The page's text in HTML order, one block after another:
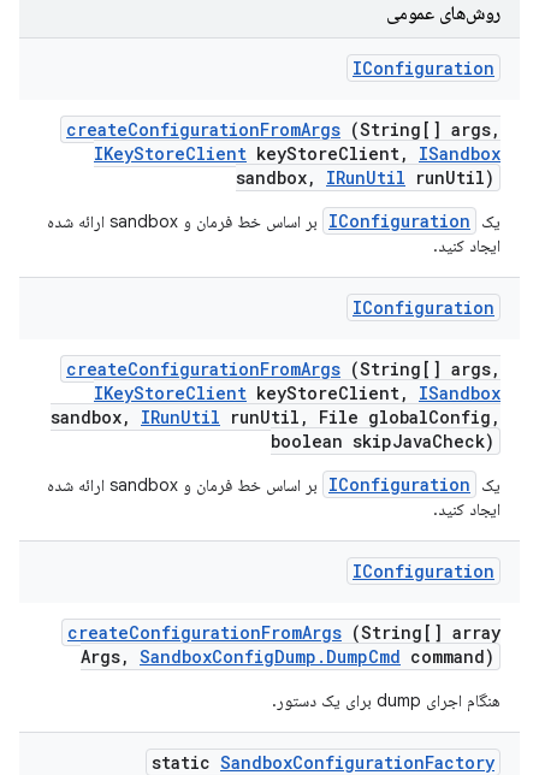
روش‌های عمومی
IConfiguration
createConfigurationFromArgs (String[] args,
IKeyStoreClient keyStoreClient,
ISandbox
sandbox, IRunUtil runUtil)
یک IConfiguration
بر اساس خط فرمان و sandbox ارائه شده
ایجاد کنید.
IConfiguration
createConfigurationFromArgs (String[] args,
IKeyStoreClient keyStoreClient,
ISandbox
sandbox, IRunUtil runUtil , File globalConfig ,
boolean skipJavaCheck)
یک IConfiguration
بر اساس خط فرمان و sandbox ارائه شده
ایجاد کنید.
IConfiguration
createConfigurationFromArgs (String[] array
Args, SandboxConfigDump . DumpCmd command)
هنگام اجرای dump برای یک دستور.
static SandboxConfigurationFactory